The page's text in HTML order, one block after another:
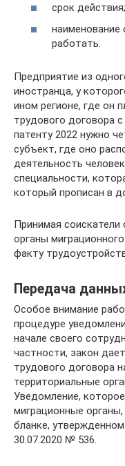
срок действия;
наименование
работать.
Предприятие из
иностранца, у
ином регионе, где он
трудового договора
патенту 2022 нужно
субъект, где оно
деятельность
специальности,
который прописан в
Принимая соискатели
органы
факту
Передача
Особое внимание
процедуре
начале своего
частности, закон
трудового договора
территориальные
Уведомление,
миграционные
бланке,
30.07.2020 № 536.